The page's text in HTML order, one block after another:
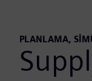
PLANLAMA,